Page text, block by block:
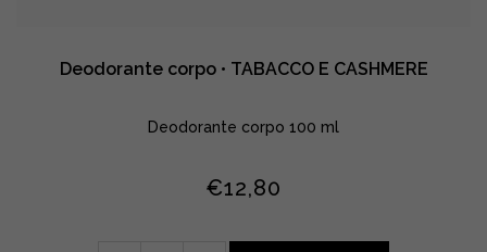
Deodorante corpo • TABACCO E CASHMERE
Deodorante corpo 100 ml
€12,80